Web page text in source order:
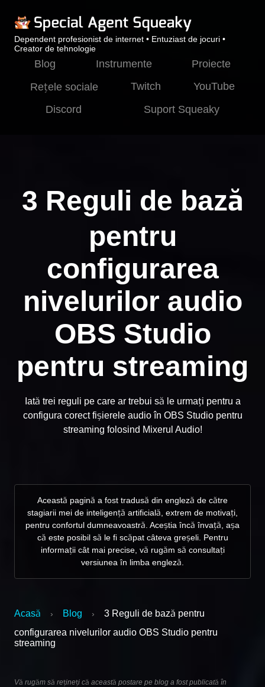
Dependent profesionist de internet • Entuziast de jocuri •
Creator de tehnologie
Blog Instrumente
Proiecte
Rețele sociale
Twitch
YouTube
Discord
Suport Squeaky
3 Reguli de bază
pentru
configurarea
nivelurilor audio
OBS Studio
pentru streaming
Iată trei reguli pe care ar trebui să le urmați pentru a
configura corect fișierele audio în OBS Studio pentru
streaming folosind Mixerul Audio!
Această pagină a fost tradusă din engleză de către
stagiarii mei de inteligență artificială, extrem de motivați,
pentru confortul dumneavoastră. Aceștia încă învață, așa
că este posibil să le fi scăpat câteva greșeli. Pentru
informații cât mai precise, vă rugăm să consultați
versiunea în limba engleză.
Acasă › Blog ›
3 Reguli de bază pentru
configurarea nivelurilor audio OBS Studio pentru
streaming
Vă rugăm să rețineți că această postare pe blog a fost publicată în